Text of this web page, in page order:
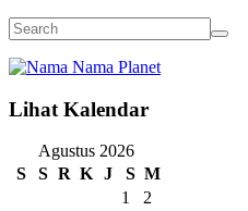
Lihat Kalendar
Agustus 2026
S
S R K J S M
1
2